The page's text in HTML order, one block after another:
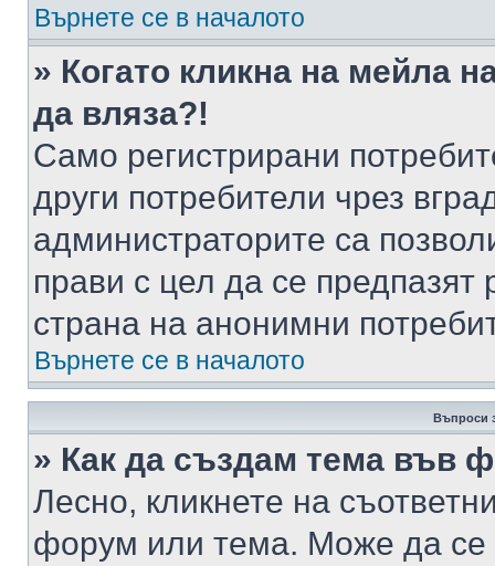
Върнете се в началото
» Когато кликна на мейла
да вляза?!
Само регистрирани
други потребители чрез
администраторите са
прави с цел да се предпазят
страна на анонимни
Върнете се в началото
Въпроси
» Как да създам тема във
Лесно, кликнете на
форум или тема. Може да се